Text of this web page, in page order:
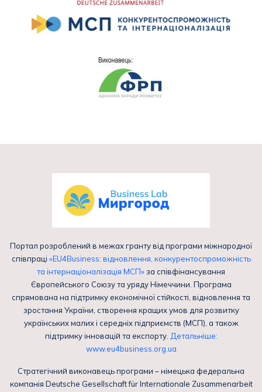
Портал розроблений в межах гранту від програми міжнародної
співпраці «EU4Business: відновлення, конкурентоспроможність
та інтернаціоналізація МСП»за співфінансування
Європейського Союзу та уряду Німеччини. Програма
спрямована на підтримку економічної стійкості, відновлення та
зростання України, створення кращих умов для розвитку
українських малих і середніх підприємств (МСП), а також
підтримку інновацій та експорту. Детальніше:
www.eu4business.org.ua
Стратегічний виконавець програми – німецька федеральна
компанія Deutsche Gesellschaft für Internationale Zusammenarbeit